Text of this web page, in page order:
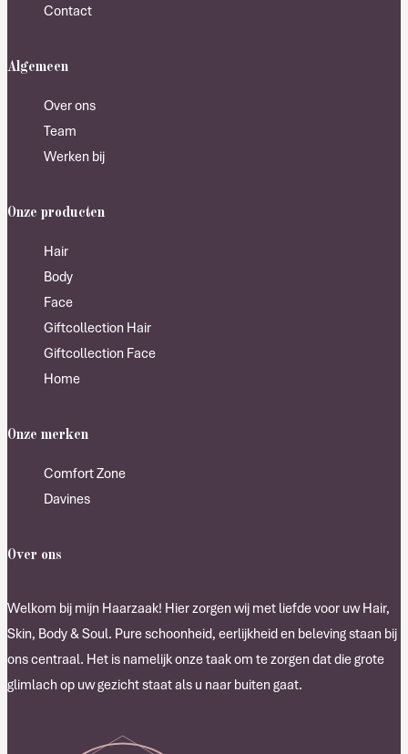
Contact
Algemeen
Over ons
Team
Werken bij
Onze producten
Hair
Body
Face
Giftcollection Hair
Giftcollection Face
Home
Onze merken
Comfort Zone
Davines
Over ons
Welkom bij mijn Haarzaak! Hier zorgen wij met liefde voor uw Hair,
Skin, Body & Soul. Pure schoonheid, eerlijkheid en beleving staan bij
ons centraal. Het is namelijk onze taak om te zorgen dat die grote
glimlach op uw gezicht staat als u naar buiten gaat.